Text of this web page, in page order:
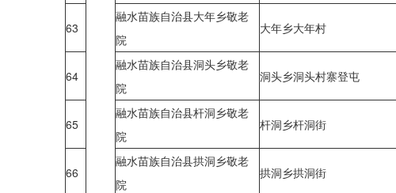
63
融水苗族自治县大年乡敬老
院
大年乡大年村
64
融水苗族自治县洞头乡敬老
院
洞头乡洞头村寨登屯
65
融水苗族自治县杆洞乡敬老
院
杆洞乡杆洞街
66
融水苗族自治县拱洞乡敬老
院
拱洞乡拱洞街